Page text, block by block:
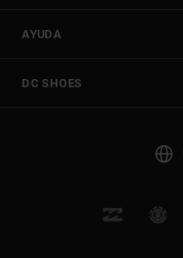
AYUDA
DC SHOES